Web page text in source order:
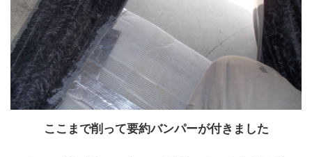
ここまで削って要約バンパーが付きました